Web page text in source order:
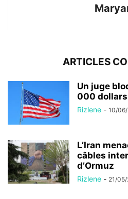
ARTICLES
Un juge
000
Rizlene - 10/
L’Iran
câbles
d’Ormuz
Rizlene - 21/